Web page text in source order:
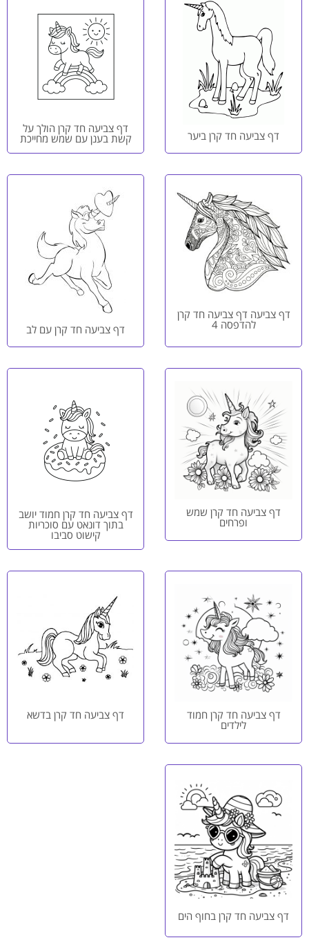
דף צביעה חד קרן ביער
דף צביעה חד קרן הולך על
קשת בענן עם שמש מחייכת
דף צביעה דף צביעה חד קרן
להדפסה 4 דף צביעה חד קרן עם לב
דף צביעה חד קרן שמש
ופרחים
דף צביעה חד קרן חמוד יושב
בתוך דונאט עם סוכריות
קישוט סביבו
דף צביעה חד קרן חמוד
לילדים
דף צביעה חד קרן בדשא
דף צביעה חד קרן בחוף הים